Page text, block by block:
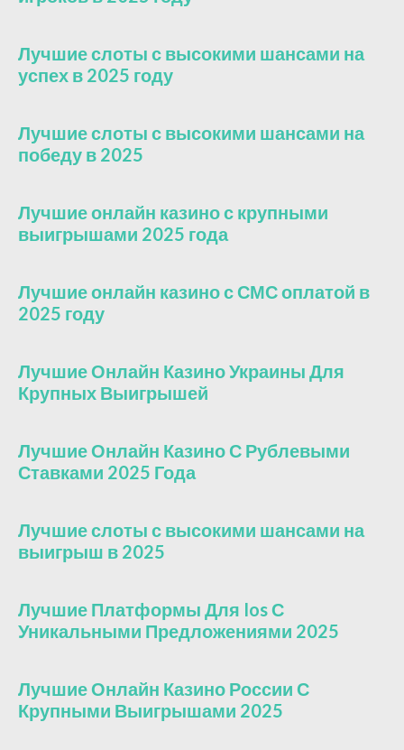
Лучшие слоты с высокими шансами на
успех в 2025 году
Лучшие слоты с высокими шансами на
победу в 2025
Лучшие онлайн казино с крупными
выигрышами 2025 года
Лучшие онлайн казино с СМС оплатой в
2025 году
Лучшие Онлайн Казино Украины Для
Крупных Выигрышей
Лучшие Онлайн Казино С Рублевыми
Ставками 2025 Года
Лучшие слоты с высокими шансами на
выигрыш в 2025
Лучшие Платформы Для Ios С
Уникальными Предложениями 2025
Лучшие Онлайн Казино России С
Крупными Выигрышами 2025